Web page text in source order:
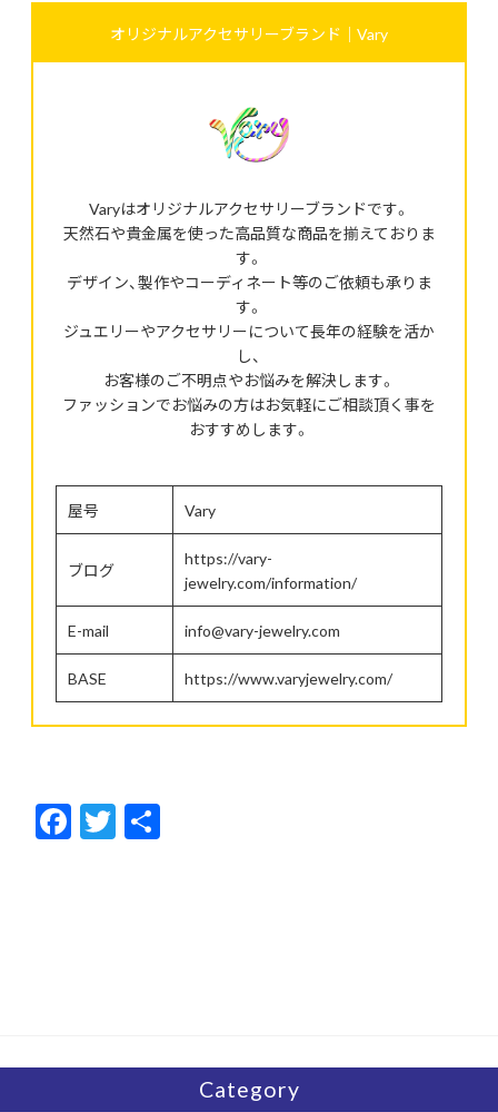
オリジナルアクセサリーブランド｜Vary
Varyはオリジナルアクセサリーブランドです。
天然石や貴金属を使った高品質な商品を揃えておりま
す。
デザイン、製作やコーディネート等のご依頼も承りま
す。
ジュエリーやアクセサリーについて長年の経験を活か
し、
お客様のご不明点やお悩みを解決します。
ファッションでお悩みの方はお気軽にご相談頂く事を
おすすめします。
屋号 Vary
ブログ
https://vary-
jewelry.com/information/
E-mail info@vary-jewelry.com
BASE https://www.varyjewelry.com/
F
ac
T
w
Category